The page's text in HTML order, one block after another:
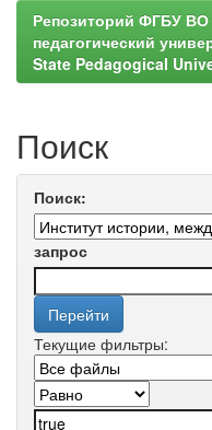
Репозиторий ФГБУ ВО
педагогический
State Pedagogical
Поиск
Поиск:
запрос
Текущие фильтры: